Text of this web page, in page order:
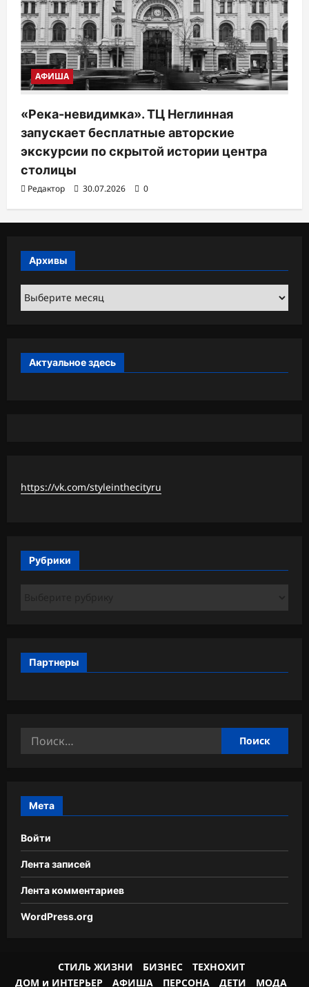
АФИША
«Река-невидимка». ТЦ Неглинная
запускает бесплатные авторские
экскурсии по скрытой истории центра
столицы
Редактор 30.07.2026 0
Архивы
Архивы
Актуальное здесь
https://vk.com/styleinthecityru
Рубрики
Партнеры
Найти:
Мета
Войти
Лента записей
Лента комментариев
WordPress.org
СТИЛЬ ЖИЗНИ БИЗНЕС
ТЕХНОХИТ
ДОМ и ИНТЕРЬЕР
АФИША ПЕРСОНА ДЕТИ МОДА